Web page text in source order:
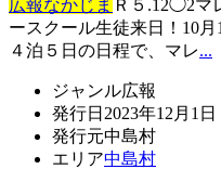
広報なかじま Ｒ５.12◯2マ
ースクール生徒来日！10
４泊５日の日程で、マレ...
ジャンル広報
発行日 2023年12月1日
発行元中島村
エリア中島村